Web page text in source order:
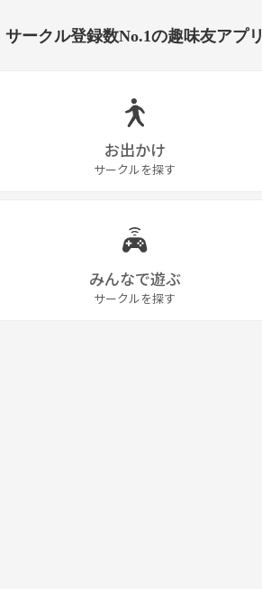
サークル登録数No.1の趣味友アプリ
お出かけ
サークルを探す
みんなで遊ぶ
サークルを探す